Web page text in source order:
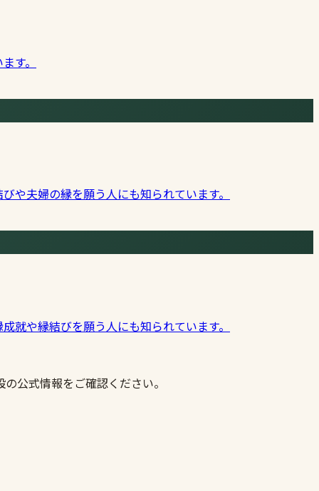
す。
や夫婦の縁を願う人にも知られています。
就や縁結びを願う人にも知られています。
公式情報をご確認ください。